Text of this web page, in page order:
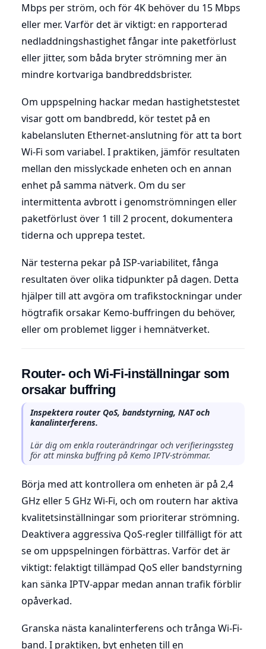
Mbps per ström, och för 4K behöver du 15 Mbps
eller mer. Varför det är viktigt: en rapporterad
nedladdningshastighet fångar inte paketförlust
eller jitter, som båda bryter strömning mer än
mindre kortvariga bandbreddsbrister.
Om uppspelning hackar medan hastighetstestet
visar gott om bandbredd, kör testet på en
kabelansluten Ethernet-anslutning för att ta bort
Wi-Fi som variabel. I praktiken, jämför resultaten
mellan den misslyckade enheten och en annan
enhet på samma nätverk. Om du ser
intermittenta avbrott i genomströmningen eller
paketförlust över 1 till 2 procent, dokumentera
tiderna och upprepa testet.
När testerna pekar på ISP-variabilitet, fånga
resultaten över olika tidpunkter på dagen. Detta
hjälper till att avgöra om trafikstockningar under
högtrafik orsakar Kemo-buffringen du behöver,
eller om problemet ligger i hemnätverket.
Router- och Wi-Fi-inställningar som
orsakar buffring
Inspektera router QoS, bandstyrning, NAT och
kanalinterferens.
Lär dig om enkla routerändringar och verifieringssteg
för att minska buffring på Kemo IPTV-strömmar.
Börja med att kontrollera om enheten är på 2,4
GHz eller 5 GHz Wi-Fi, och om routern har aktiva
kvalitetsinställningar som prioriterar strömning.
Deaktivera aggressiva QoS-regler tillfälligt för att
se om uppspelningen förbättras. Varför det är
viktigt: felaktigt tillämpad QoS eller bandstyrning
kan sänka IPTV-appar medan annan trafik förblir
opåverkad.
Granska nästa kanalinterferens och trånga Wi-Fi-
band. I praktiken, byt enheten till en